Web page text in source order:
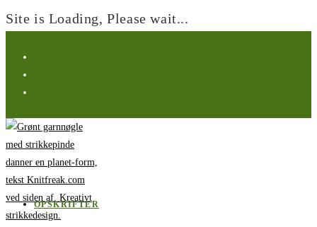
Site is Loading, Please wait...
indhold
OPSKRIFTER